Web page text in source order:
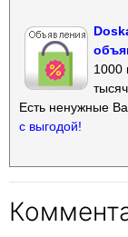
1000
Есть ненужные
с выгодой!